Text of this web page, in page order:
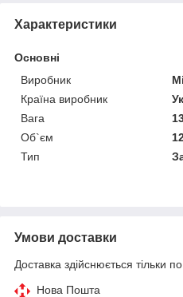
Характеристики
Основні
Виробник
Країна виробник
Вага
Об`єм
Тип
Умови доставки
Доставка здійснюється тільки
Нова Пошта